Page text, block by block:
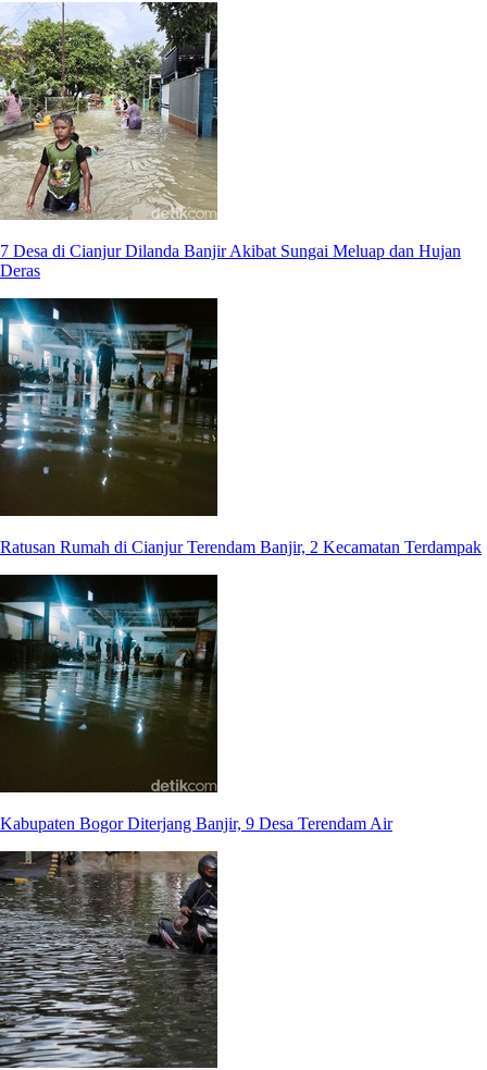
7 Desa di Cianjur Dilanda Banjir Akibat Sungai Meluap dan Hujan
Deras
Ratusan Rumah di Cianjur Terendam Banjir, 2 Kecamatan Terdampak
Kabupaten Bogor Diterjang Banjir, 9 Desa Terendam Air